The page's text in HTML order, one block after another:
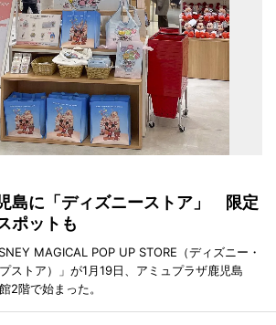
島に「ディズニーストア」 限定
ポットも
MAGICAL POP UP STORE（ディズニー・
ストア）」が1月19日、アミュプラザ鹿児島
2階で始まった。